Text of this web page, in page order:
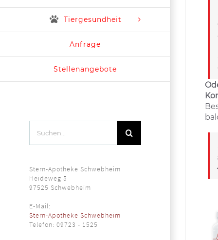
Tiergesundheit
Anfrage
Stellenangebote
Stern-Apotheke Schwebheim
Heideweg 5
97525 Schwebheim
E-Mail:
Stern-Apotheke Schwebheim
Telefon: 09723 - 1525
nach: